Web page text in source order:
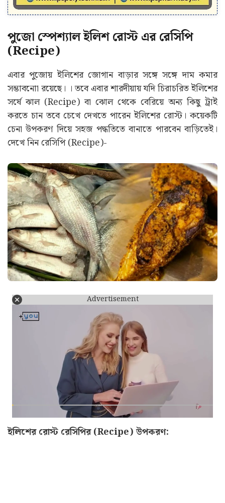
পুজো স্পেশ্যাল ইলিশ রোস্ট এর রেসিপি
(Recipe)
এবার পুজোয় ইলিশের জোগান বাড়ার সঙ্গে সঙ্গে দাম কমার
সম্ভাবনাো রয়েছে। । তবে এবার শারদীয়ায় যদি চিরাচরিত ইলিশের
সর্ষে ঝাল (Recipe) বা ঝোল থেকে বেরিয়ে অন্য কিছু ট্রাই
করতে চান তবে চেখে দেখতে পারেন ইলিশের রোস্ট। কয়েকটি
চেনা উপকরণ দিয়ে সহজ পদ্ধতিতে বানাতে পারবেন বাড়িতেই।
দেখে নিন রেসিপি (Recipe)-
Advertisement
ইলিশের রোস্ট রেসিপির (Recipe) উপকরণ: